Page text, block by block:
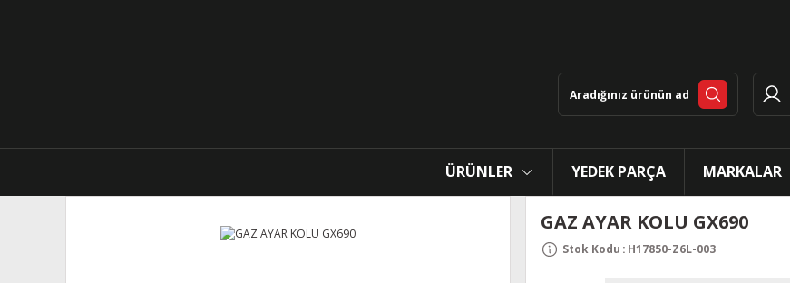
ÜRÜNLER YEDEK PARÇA MARKALAR
GAZ AYAR KOLU GX690
Stok Kodu : H17850-Z6L-003